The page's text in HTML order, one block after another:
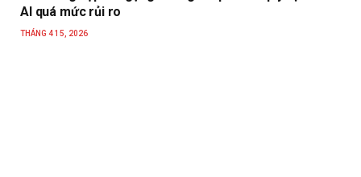
AI quá mức rủi ro
THÁNG 4 15, 2026